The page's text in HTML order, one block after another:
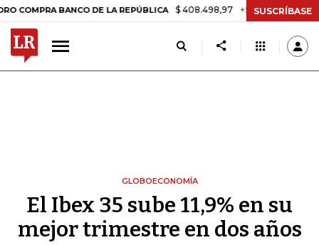
BANCO DE LA REPÚBLICA $ 408.498,97 +$ 8.753,81 +2,19%
SUSCRÍBASE
GLOBOECONOMÍA
El Ibex 35 sube 11,9% en su
mejor trimestre en dos años